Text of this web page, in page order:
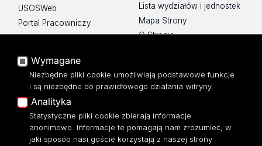
USOSWeb
Portal Pracowniczy
Baza Aktów Własnych
Moodle
Eksperci UŁ
Polityka Prywatności
Dostępność
Lista wydziałów i jednostek
Mapa Strony
O Stronie
Wymagane
Niezbędne pliki cookie umożliwiają podstawowe funkcje
i są niezbędne do prawidłowego działania witryny.
Analityka
Statystyczne pliki cookie zbierają informacje
anonimowo. Informacje te pomagają nam zrozumieć, w
jaki sposób nasi goście korzystają z naszej strony